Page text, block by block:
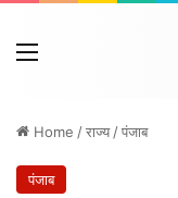
Menu
Home /राज्य /पंजाब
पंजाब